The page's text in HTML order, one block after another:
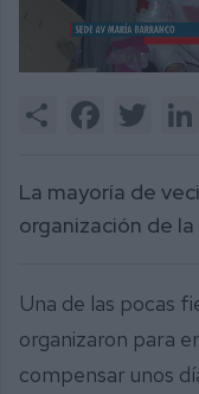
1
Share FacebookTwitter
La mayoría de
organización de
Una de las pocas
organizaron para
compensar unos